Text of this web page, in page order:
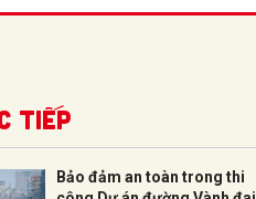
tiếp
Bảo đảm an toàn trong thi